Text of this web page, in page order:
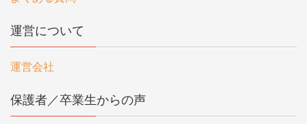
運営について
運営会社
保護者／卒業生からの声